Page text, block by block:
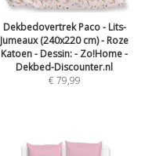
Dekbedovertrek Paco - Lits-
Jumeaux (240x220 cm) - Roze
Katoen - Dessin: - Zo!Home -
Dekbed-Discounter.nl
€79,99